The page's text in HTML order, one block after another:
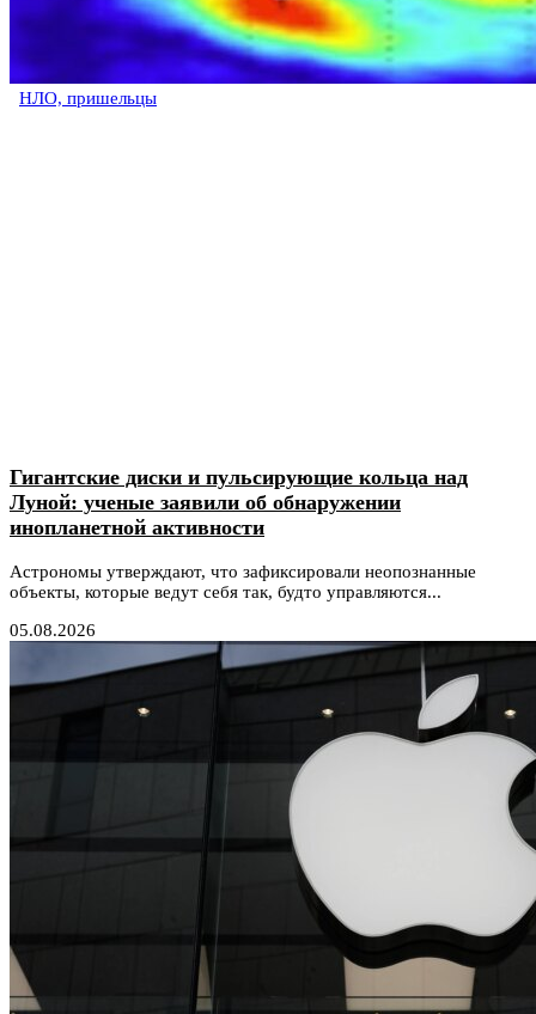
НЛО, пришельцы
Гигантские диски и пульсирующие кольца над
Луной: ученые заявили об обнаружении
инопланетной активности
Астрономы утверждают, что зафиксировали неопознанные
объекты, которые ведут себя так, будто управляются...
05.08.2026